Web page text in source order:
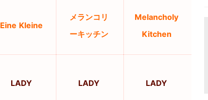
Eine Kleine
メランコリ
ーキッチン
Melancholy
Kitchen
LADY LADY LADY